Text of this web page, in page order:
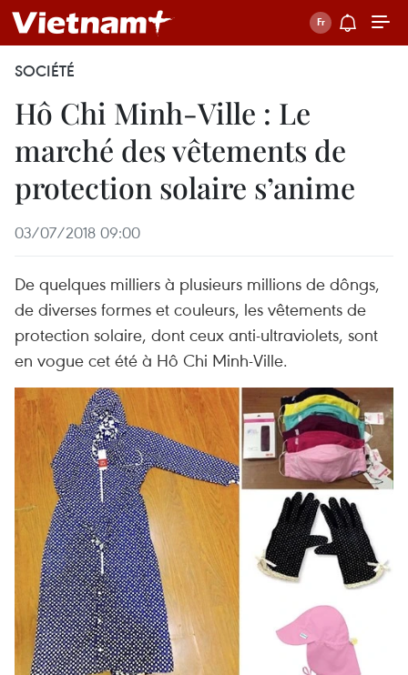
SOCIÉTÉ
Hô Chi Minh-Ville : Le
marché des vêtements de
protection solaire s’anime
03/07/2018 09:00
De quelques milliers à plusieurs millions de dôngs,
de diverses formes et couleurs, les vêtements de
protection solaire, dont ceux anti-ultraviolets, sont
en vogue cet été à Hô Chi Minh-Ville.